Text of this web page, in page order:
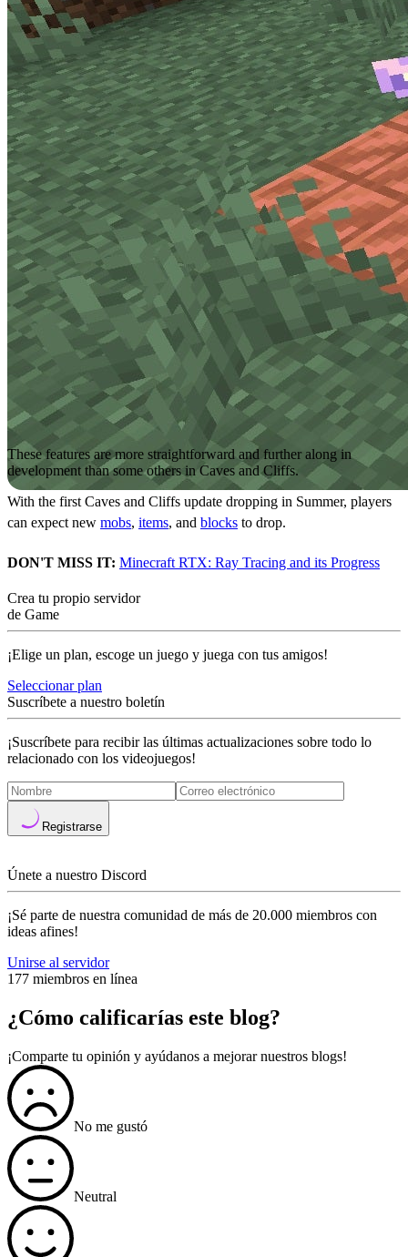
These features are more straightforward and further along in
development than some others in Caves and Cliffs.
With the first Caves and Cliffs update dropping in Summer, players
can expect new mobs, items, and blocks to drop.
DON'T MISS IT: Minecraft RTX: Ray Tracing and its Progress
Crea tu propio servidor
de Game
¡Elige un plan, escoge un juego y juega con tus amigos!
Seleccionar plan
Suscríbete a nuestro boletín
¡Suscríbete para recibir las últimas actualizaciones sobre todo lo
relacionado con los videojuegos!
Registrarse
Únete a nuestro Discord
¡Sé parte de nuestra comunidad de más de 20.000 miembros con
ideas afines!
Unirse al servidor
177 miembros en línea
¿Cómo calificarías este blog?
¡Comparte tu opinión y ayúdanos a mejorar nuestros blogs!
No me gustó
Neutral